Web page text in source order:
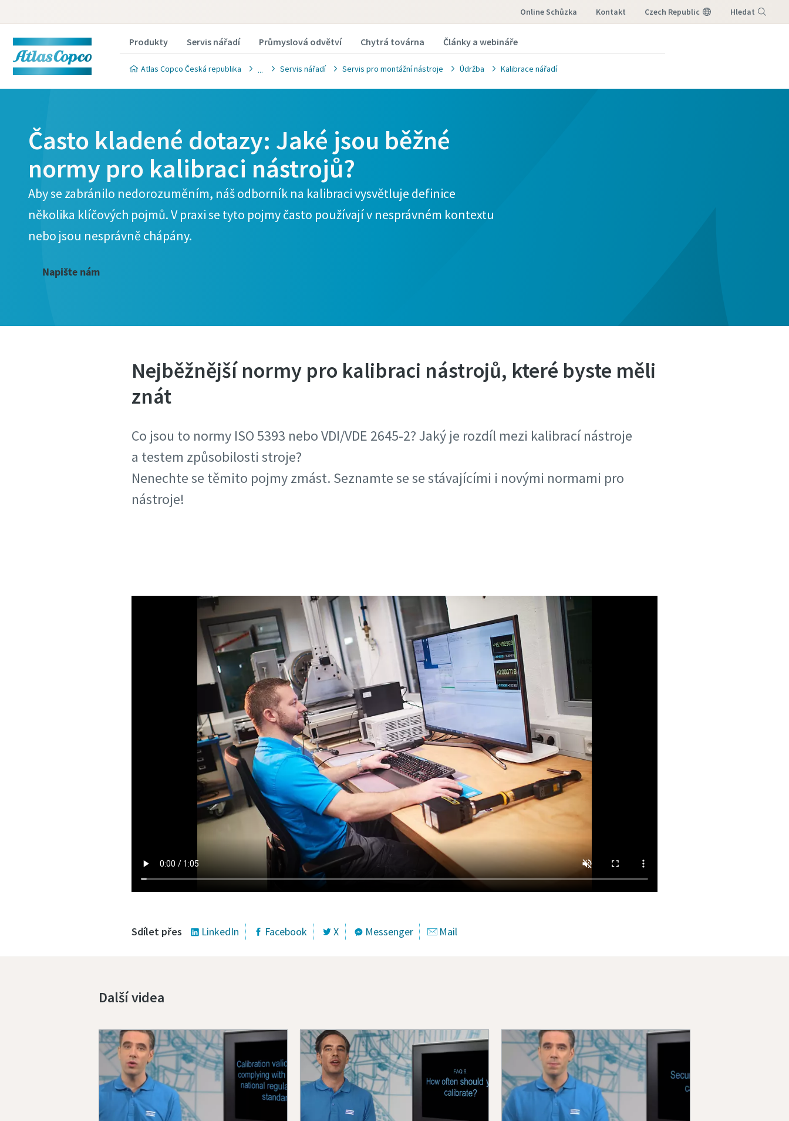
Online Schůzka Kontakt Czech Republic Hledat
Produkty Servis nářadí Průmyslová odvětví Chytrá továrna Články a webináře
Atlas Copco Česká republika Servis nářadí Servis pro montážní nástroje Údržba Kalibrace nářadí
Často kladené dotazy: Jaké jsou běžné
normy pro kalibraci nástrojů?
Aby se zabránilo nedorozuměním, náš odborník na kalibraci vysvětluje definice
několika klíčových pojmů. V praxi se tyto pojmy často používají v nesprávném kontextu
nebo jsou nesprávně chápány.
Napište nám
Nejběžnější normy pro kalibraci nástrojů, které byste měli
znát
Co jsou to normy ISO 5393 nebo VDI/VDE 2645-2? Jaký je rozdíl mezi kalibrací nástroje
a testem způsobilosti stroje?
Nenechte se těmito pojmy zmást. Seznamte se se stávajícími i novými normami pro
nástroje!
Sdílet přes LinkedIn Facebook X Messenger Mail
Další videa